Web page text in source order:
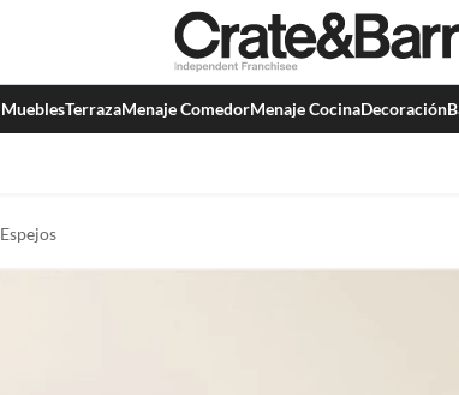
MueblesTerrazaMenaje ComedorMenaje CocinaDecoración
Espejos